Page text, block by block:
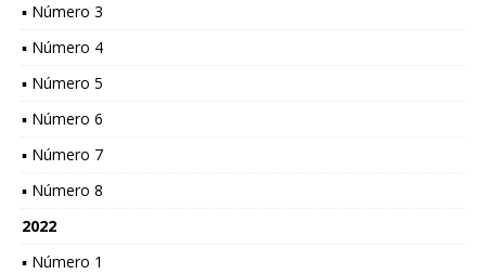
▪ Número 3
▪ Número 4
▪ Número 5
▪ Número 6
▪ Número 7
▪ Número 8
2022
▪ Número 1